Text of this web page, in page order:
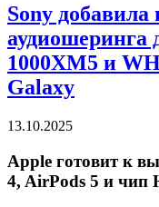
Sony добавила
аудиошеринга
1000XM5 и
Galaxy
13.10.2025
Apple готовит к
4, AirPods 5 и чип